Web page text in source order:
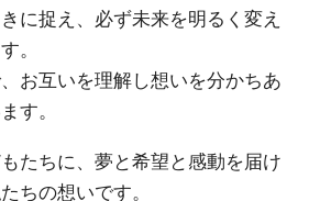
に捉え、必ず未来を明るく変え
。
お互いを理解し想いを分かちあ
す。
たちに、夢と希望と感動を届け
ちの想いです。